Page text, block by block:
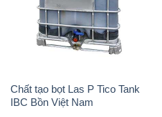
Chất tạo bọt Las P Tico Tank
IBC Bồn Việt Nam